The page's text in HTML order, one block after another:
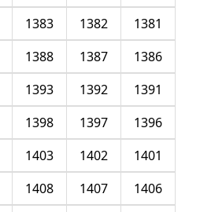
1381
1382
1383
1386
1387
1388
1391
1392
1393
1396
1397
1398
1401
1402
1403
1406
1407
1408